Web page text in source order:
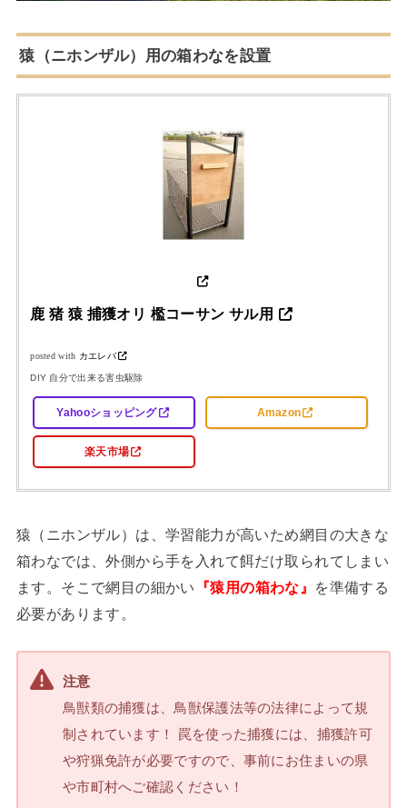
猿（ニホンザル）用の箱わなを設置
鹿 猪 猿 捕獲オリ 檻コーサン サル用
posted with カエレバ
DIY 自分で出来る害虫駆除
Yahooショッピング Amazon
楽天市場
猿（ニホンザル）は、学習能力が高いため網目の大きな
箱わなでは、外側から手を入れて餌だけ取られてしまい
ます。そこで網目の細かい
『猿用の箱わな』
を準備する
必要があります。
注意
鳥獣類の捕獲は、鳥獣保護法等の法律によって規
制されています！ 罠を使った捕獲には、捕獲許可
や狩猟免許が必要ですので、事前にお住まいの県
や市町村へご確認ください！